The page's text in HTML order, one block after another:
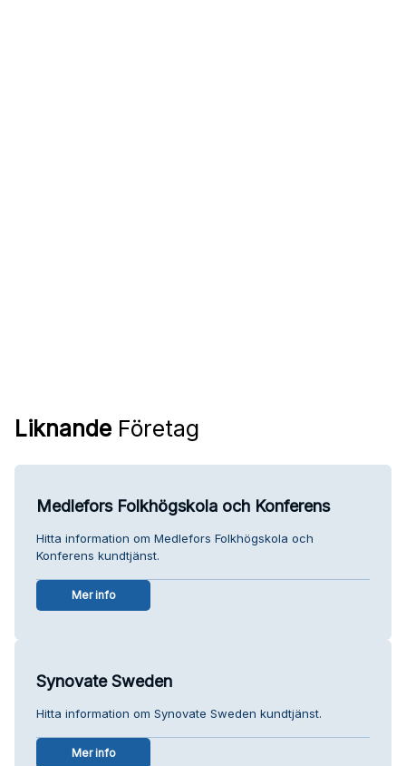
Liknande Företag
Medlefors Folkhögskola och Konferens
Hitta information om Medlefors Folkhögskola och
Konferens kundtjänst.
Mer info
Synovate Sweden
Hitta information om Synovate Sweden kundtjänst.
Mer info